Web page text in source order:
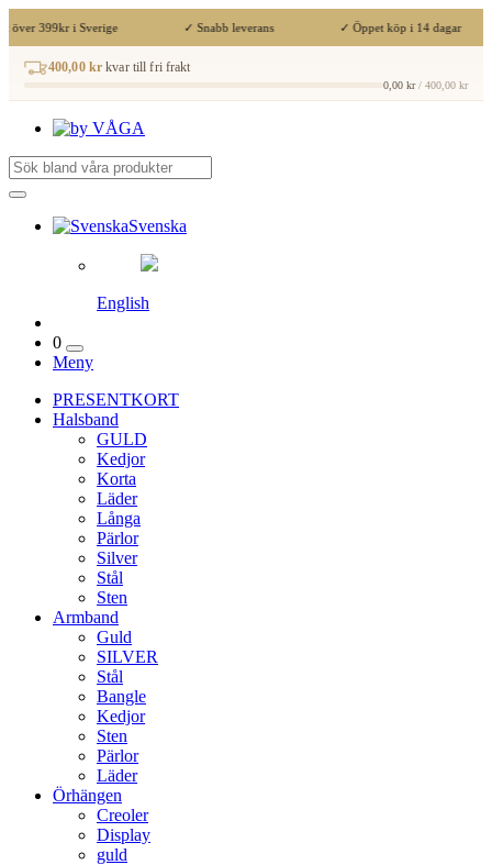
399kr i Sverige ✓ Snabb leverans ✓ Öppet köp i 14 dagar
400,00 kr kvar till fri frakt
0,00 kr/ 400,00 kr
Svenska
English
0
Meny
PRESENTKORT
Halsband
GULD
Kedjor
Korta
Läder
Långa
Pärlor
Silver
Stål
Sten
Armband
Guld
SILVER
Stål
Bangle
Kedjor
Sten
Pärlor
Läder
Örhängen
Creoler
Display
guld